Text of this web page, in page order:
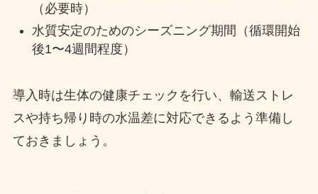
（必要時）
水質安定のためのシーズニング期間（循環開始
後1〜4週間程度）
導入時は生体の健康チェックを行い、輸送ストレ
スや持ち帰り時の水温差に対応できるよう準備し
ておきましょう。